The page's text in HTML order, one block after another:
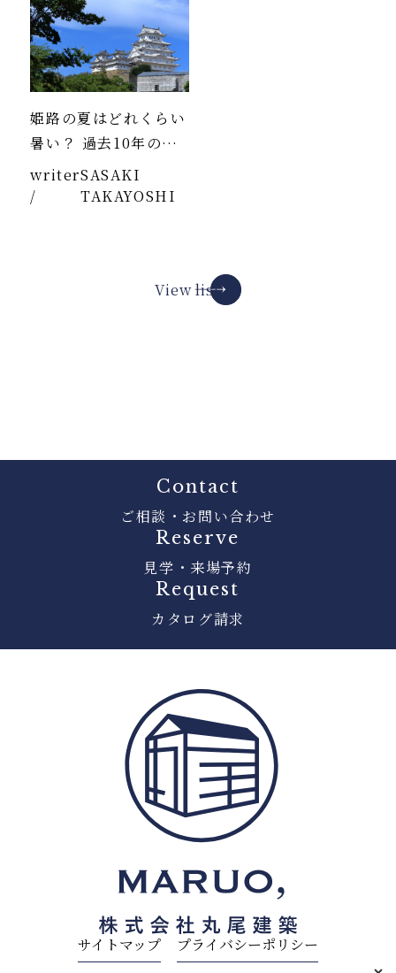
姫路の夏はどれくらい
暑い？ 過去10年のデ
ータより
writer
/
SASAKI
TAKAYOSHI
View list
Contact
ご相談・お問い合わせ
Reserve
見学・来場予約
Request
カタログ請求
サイトマップ プライバシーポリシー